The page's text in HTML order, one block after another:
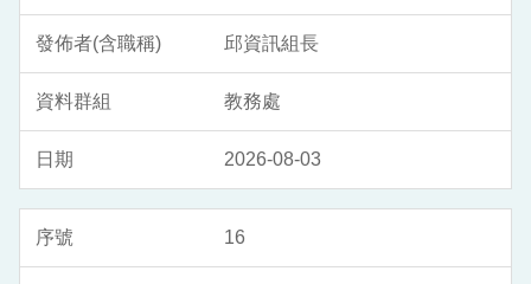
邱資訊組長
教務處
2026-08-03
16